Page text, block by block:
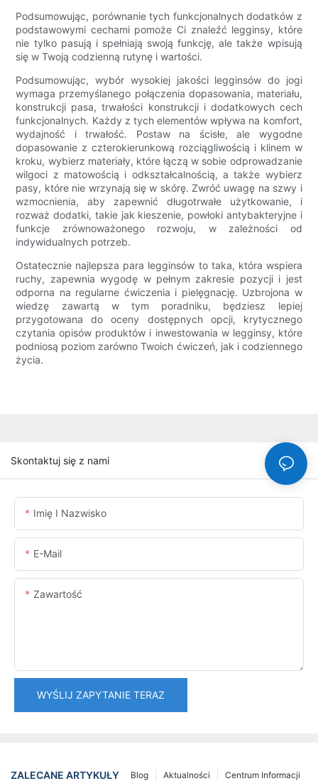
Podsumowując, porównanie tych funkcjonalnych dodatków z
podstawowymi cechami pomoże Ci znaleźć legginsy, które
nie tylko pasują i spełniają swoją funkcję, ale także wpisują
się w Twoją codzienną rutynę i wartości.
Podsumowując, wybór wysokiej jakości legginsów do jogi
wymaga przemyślanego połączenia dopasowania, materiału,
konstrukcji pasa, trwałości konstrukcji i dodatkowych cech
funkcjonalnych. Każdy z tych elementów wpływa na komfort,
wydajność i trwałość. Postaw na ścisłe, ale wygodne
dopasowanie z czterokierunkową rozciągliwością i klinem w
kroku, wybierz materiały, które łączą w sobie odprowadzanie
wilgoci z matowością i odkształcalnością, a także wybierz
pasy, które nie wrzynają się w skórę. Zwróć uwagę na szwy i
wzmocnienia, aby zapewnić długotrwałe użytkowanie, i
rozważ dodatki, takie jak kieszenie, powłoki antybakteryjne i
funkcje zrównoważonego rozwoju, w zależności od
indywidualnych potrzeb.
Ostatecznie najlepsza para legginsów to taka, która wspiera
ruchy, zapewnia wygodę w pełnym zakresie pozycji i jest
odporna na regularne ćwiczenia i pielęgnację. Uzbrojona w
wiedzę zawartą w tym poradniku, będziesz lepiej
przygotowana do oceny dostępnych opcji, krytycznego
czytania opisów produktów i inwestowania w legginsy, które
podniosą poziom zarówno Twoich ćwiczeń, jak i codziennego
życia.
Skontaktuj się z nami
Imię I Nazwisko
E-Mail
Zawartość
WYŚLIJ ZAPYTANIE TERAZ
ZALECANE ARTYKUŁY Centrum Informacji
Aktualności
Blog